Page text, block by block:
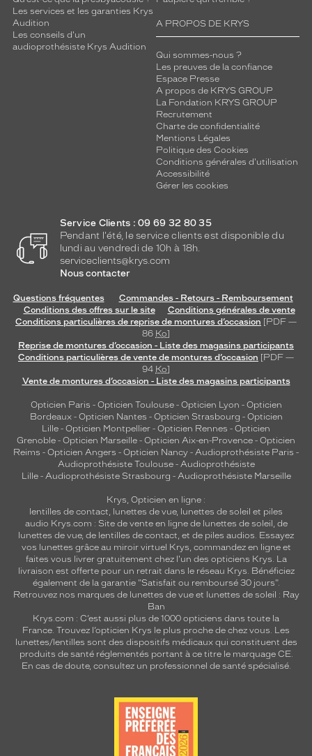
Les services et les garanties Krys
Audition
Les conseils d'un
audioprothésiste Krys Audition
A PROPOS DE KRYS
Qui sommes-nous ?
Les preuves de la confiance
Espace Presse
A propos de KRYS GROUP
La Fondation KRYS GROUP
Recrutement
Charte de confidentialité
Mentions Légales
Politique des Cookies
Conditions générales d'utilisation
Accessibilité
Gérer les cookies
Service Clients : 09 69 32 80 35
Pendant l'été, le service clients est disponible du
lundi au vendredi de 10h à 18h.
serviceclients@krys.com
Nous contacter
Questions fréquentes
Commandes - Retours - Remboursement
Conditions des offres sur le site
Conditions générales de vente
Conditions particulières de reprise de montures d’occasion [PDF —
86 Ko]
Reprise de montures d’occasion - Liste des magasins participants
Conditions particulières de vente de montures d’occasion [PDF —
94 Ko]
Vente de montures d’occasion - Liste des magasins participants
Opticien Paris - Opticien Toulouse- Opticien Lyon - Opticien
Bordeaux- Opticien Nantes - Opticien Strasbourg - Opticien
Lille - Opticien Montpellier - Opticien Rennes - Opticien
Grenoble - Opticien Marseille - Opticien Aix-en-Provence - Opticien
Reims - Opticien Angers - Opticien Nancy - Audioprothésiste Paris -
Audioprothésiste Toulouse- Audioprothésiste
Lille- Audioprothésiste Strasbourg - Audioprothésiste Marseille
Krys, Opticien en ligne :
lentilles de contact, lunettes de vue, lunettes de soleil et piles
audio Krys.com : Site de vente en ligne de lunettes de soleil, de
lunettes de vue, de lentilles de contact, et de piles audios. Essayez
vos lunettes grâce au miroir virtuel Krys, commandez en ligne et
faites vous livrer gratuitement chez l'un des opticiens Krys. La
livraison est offerte pour un retrait dans le réseau Krys. Bénéficiez
également de la garantie "Satisfait ou remboursé 30 jours".
Retrouvez nos marques de lunettes de vue et lunettes de soleil : Ray
Ban
Krys.com : C’est aussi plus de 1000 opticiens dans toute la
France. Trouvez l’opticien Krys le plus proche de chez vous. Les
lunettes/lentilles sont des dispositifs médicaux qui constituent des
produits de santé réglementés portant à ce titre le marquage CE.
En cas de doute, consultez un professionnel de santé spécialisé.